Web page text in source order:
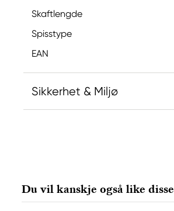
Skaftlengde
Spisstype
EAN
Sikkerhet & Miljø
61930 Trosa, Sweden
info@colart.se
Du vil kanskje også like disse